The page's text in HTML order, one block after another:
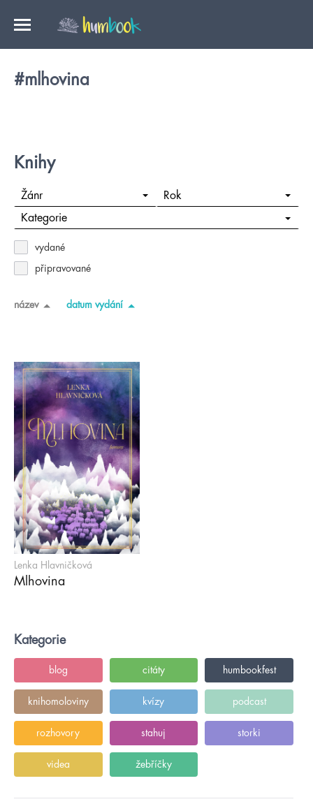
#mlhovina
Knihy
Žánr Rok
Kategorie
vydané
připravované
název datum vydání
Lenka Hlavničková
Mlhovina
Kategorie
blog citáty humbookfest
knihomoloviny kvízy podcast
rozhovory stahuj storki
videa žebříčky